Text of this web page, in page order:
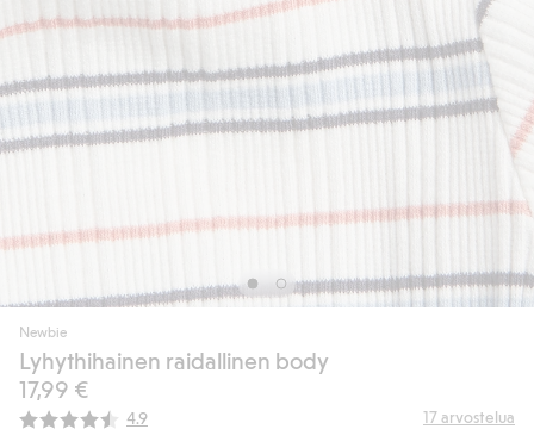
Newbie
Lyhythihainen raidallinen body
17,99 €
Keskimääräinen luokitus:
4.9 17arvostelua